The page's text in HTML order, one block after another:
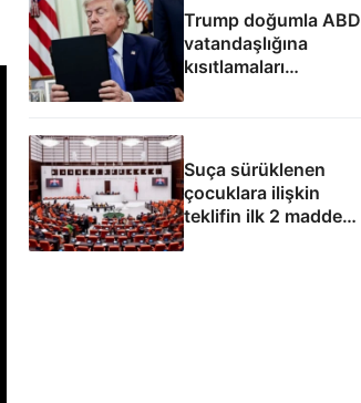
Trump doğumla ABD
vatandaşlığına
kısıtlamaları
genişleten
imzaladı
Suça sürüklenen
çocuklara ilişkin
teklifin ilk 2 maddesi
kabul edildi